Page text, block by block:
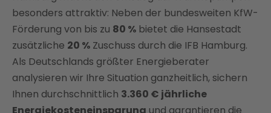
für Wärmepumpen in Hamburg
Regionale Förderprogramme in Hamburg
Kosten einer Wärmepumpe in Hamburg
Wirtschaftlichkeit und Amortisation
Durchschnittlich 3.360 € jährliche
Energiekosteneinsparung und maximale
besonders attraktiv: Neben der bundesweiten KfW-
Förderung von bis zu 80 % bietet die Hansestadt
zusätzliche 20 % Zuschuss durch die IFB Hamburg.
Als Deutschlands größter Energieberater
analysieren wir Ihre Situation ganzheitlich, sichern
Ihnen durchschnittlich 3.360 € jährliche
Energiekosteneinsparung und garantieren die